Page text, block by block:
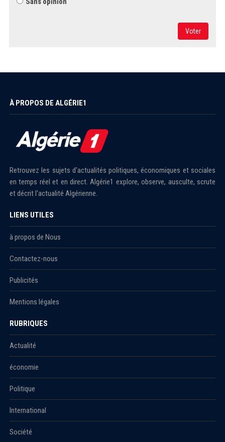
Voter
À PROPOS DE ALGÉRIE1
Retrouvez les sujets d'actualités politiques, économiques et sociales
en temps réel et en direct. Algérie1 explore, observe, ausculte, scrute
et décrit l'actualité Algérienne.
LIENS UTILES
à propos de Nous
Contactez-nous
Publicités
Mentions légales
RUBRIQUES
Actualité
économie
Politique
International
Société